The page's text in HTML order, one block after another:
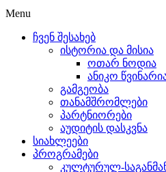
Menu
ჩვენ შესახებ
ისტორია და მისია
ოთარ ნოდია
ანიკო
გამგეობა
თანამშრომლები
პარტნიორები
აუდიტის დასკვნა
სიახლეები
პროგრამები
კულტურულ-